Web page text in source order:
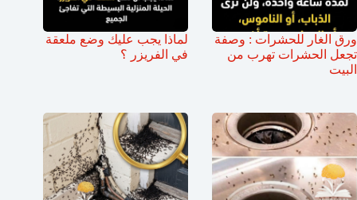
ورق الغار للحشرات : وصفة
تجعل الحشرات تهرب من
البيت
لماذا يجب عليك وضع ملعقة
في الفريزر ؟